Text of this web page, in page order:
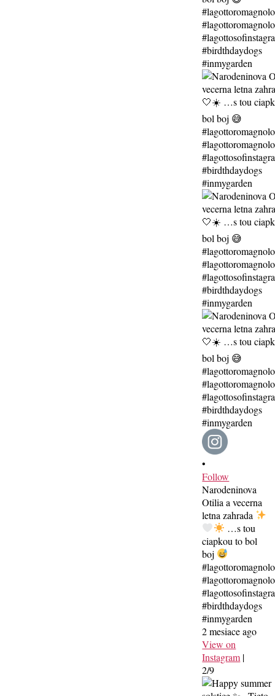
•
Follow
Narodeninova
Otilia a vecerna
letna zahrada
…s tou
ciapkou to bol
boj
#birdthdaydogs
#inmygarden
2 mesiace ago
View on
Instagram |
2/9